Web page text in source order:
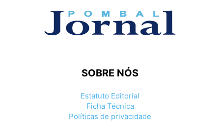
SOBRE NÓS
Estatuto Editorial
Ficha Técnica
Políticas de privacidade